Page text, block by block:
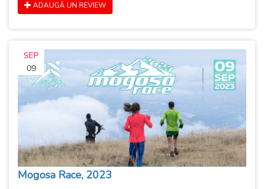
ADAUGĂ UN REVIEW
SEP
09
Mogosa Race, 2023